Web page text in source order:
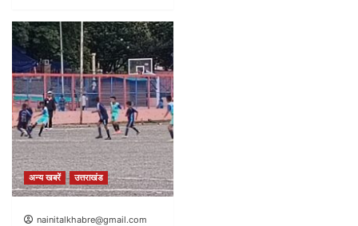
अन्य खबरें उत्तराखंड
nainitalkhabre@gmail.com